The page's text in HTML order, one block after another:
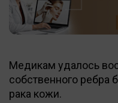
Медикам удалось
собственного ребра
рака кожи.